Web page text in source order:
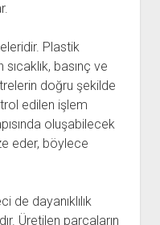
Plastik
basınç ve
doğru şekilde
edilen işlem
oluşabilecek
eder, böylece
de dayanıklılık
Üretilen parçaların